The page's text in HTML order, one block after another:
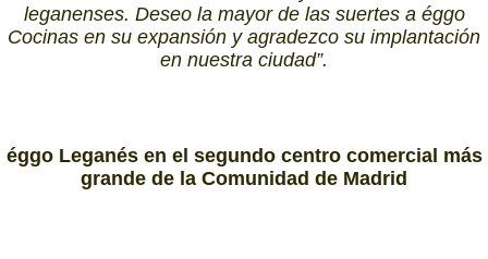
leganenses. Deseo la mayor de las suertes a éggo
Cocinas en su expansión y agradezco su implantación
en nuestra ciudad”.
éggo Leganés en el segundo centro comercial más
grande de la Comunidad de Madrid